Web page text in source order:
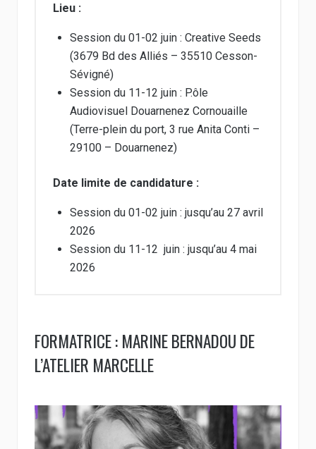
Lieu :
Session du 01-02 juin : Creative Seeds
(3679 Bd des Alliés – 35510 Cesson-
Sévigné)
Session du 11-12 juin : P.ôle
Audiovisuel Douarnenez Cornouaille
(Terre-plein du port, 3 rue Anita Conti –
29100 – Douarnenez)
Date limite de candidature :
Session du 01-02 juin : jusqu’au 27 avril
2026
Session du 11-12 juin : jusqu’au 4 mai
2026
FORMATRICE : MARINE BERNADOU DE
L’ATELIER MARCELLE